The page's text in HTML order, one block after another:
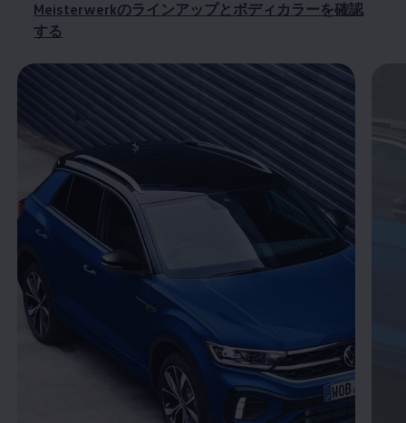
Meisterwerkのラインアップとボディカラーを確認
する
Enable fullscreen mode